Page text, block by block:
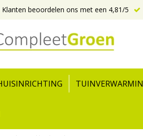
Klanten beoordelen ons met een 4,81/5